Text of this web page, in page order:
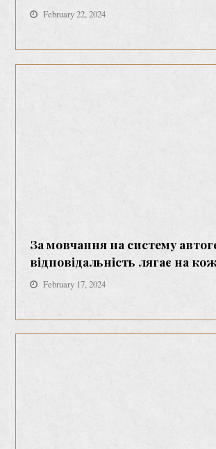
February 22, 2024
За мовчання на систему
відповідальність лягає на
February 17, 2024